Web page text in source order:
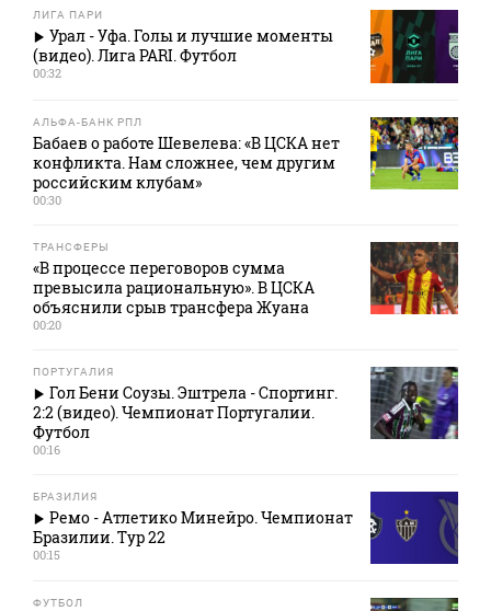
ЛИГА ПАРИ
Урал - Уфа. Голы и лучшие моменты
(видео). Лига PARI. Футбол
00:32
АЛЬФА-БАНК РПЛ
Бабаев о работе Шевелева: «В ЦСКА нет
конфликта. Нам сложнее, чем другим
российским клубам»
00:30
ТРАНСФЕРЫ
«В процессе переговоров сумма
превысила рациональную». В ЦСКА
объяснили срыв трансфера Жуана
00:20
ПОРТУГАЛИЯ
Гол Бени Соузы. Эштрела - Спортинг.
2:2 (видео). Чемпионат Португалии.
Футбол
00:16
БРАЗИЛИЯ
Ремо - Атлетико Минейро. Чемпионат
Бразилии. Тур 22
00:15
ФУТБОЛ